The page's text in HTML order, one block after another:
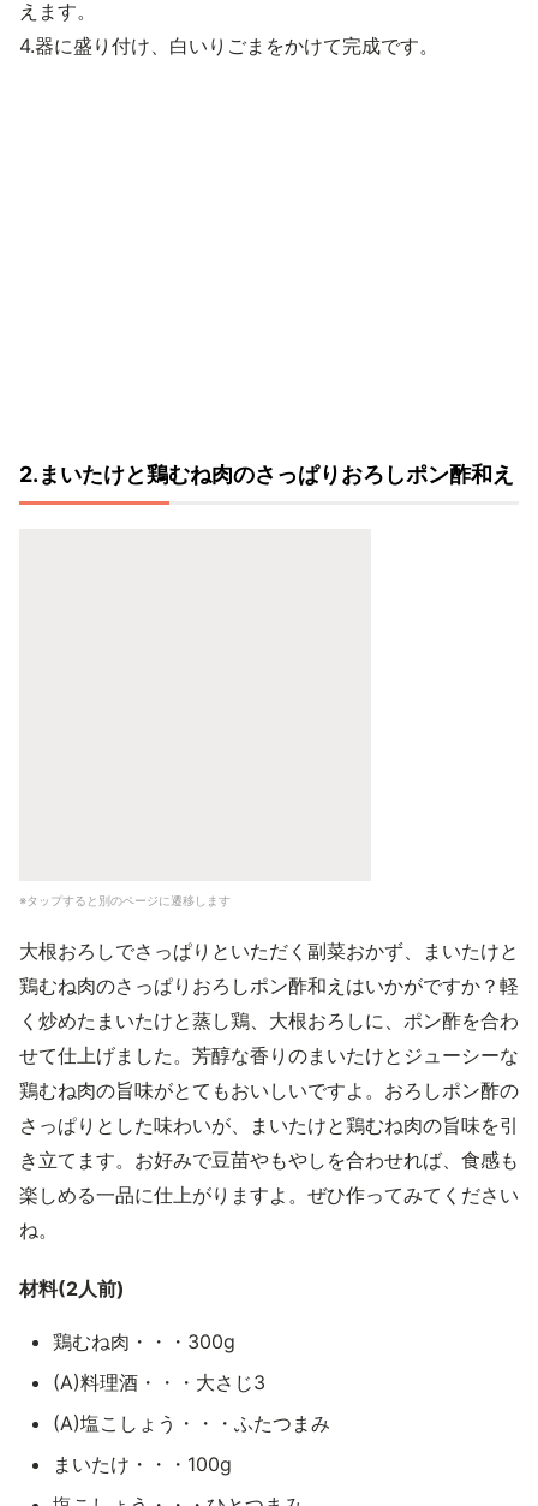
えます。
4.器に盛り付け、白いりごまをかけて完成です。
2.まいたけと鶏むね肉のさっぱりおろしポン酢和え
※タップすると別のページに遷移します
大根おろしでさっぱりといただく副菜おかず、まいたけと
鶏むね肉のさっぱりおろしポン酢和えはいかがですか？軽
く炒めたまいたけと蒸し鶏、大根おろしに、ポン酢を合わ
せて仕上げました。芳醇な香りのまいたけとジューシーな
鶏むね肉の旨味がとてもおいしいですよ。おろしポン酢の
さっぱりとした味わいが、まいたけと鶏むね肉の旨味を引
き立てます。お好みで豆苗やもやしを合わせれば、食感も
楽しめる一品に仕上がりますよ。ぜひ作ってみてください
ね。
材料(2人前)
鶏むね肉・・・300g
(A)料理酒・・・大さじ3
(A)塩こしょう・・・ふたつまみ
まいたけ・・・100g